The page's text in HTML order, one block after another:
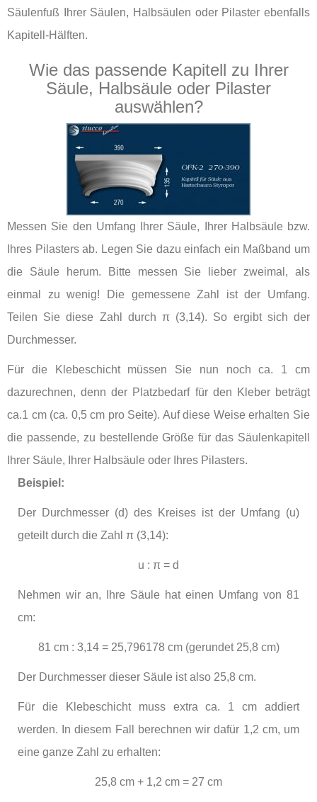
Säulenfuß Ihrer Säulen, Halbsäulen oder Pilaster ebenfalls
Kapitell-Hälften.
Wie das passende Kapitell zu Ihrer
Säule, Halbsäule oder Pilaster
auswählen?
Messen Sie den Umfang Ihrer Säule, Ihrer Halbsäule bzw.
Ihres Pilasters ab. Legen Sie dazu einfach ein Maßband um
die Säule herum. Bitte messen Sie lieber zweimal, als
einmal zu wenig! Die gemessene Zahl ist der Umfang.
Teilen Sie diese Zahl durch π (3,14). So ergibt sich der
Durchmesser.
Für die Klebeschicht müssen Sie nun noch ca. 1 cm
dazurechnen, denn der Platzbedarf für den Kleber beträgt
ca.1 cm (ca. 0,5 cm pro Seite). Auf diese Weise erhalten Sie
die passende, zu bestellende Größe für das Säulenkapitell
Ihrer Säule, Ihrer Halbsäule oder Ihres Pilasters.
Beispiel:
Der Durchmesser (d) des Kreises ist der Umfang (u)
geteilt durch die Zahl π (3,14):
u : π = d
Nehmen wir an, Ihre Säule hat einen Umfang von 81
cm:
81 cm : 3,14 = 25,796178 cm (gerundet 25,8 cm)
Der Durchmesser dieser Säule ist also 25,8 cm.
Für die Klebeschicht muss extra ca. 1 cm addiert
werden. In diesem Fall berechnen wir dafür 1,2 cm, um
eine ganze Zahl zu erhalten:
25,8 cm + 1,2 cm = 27 cm